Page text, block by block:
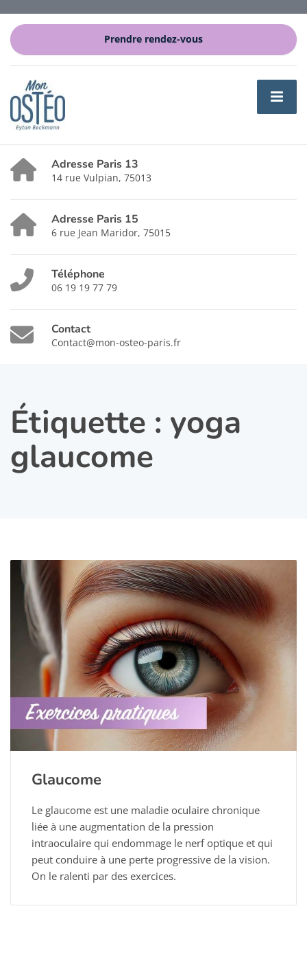
Prendre rendez-vous
Adresse Paris 13
14 rue Vulpian, 75013
Adresse Paris 15
6 rue Jean Maridor, 75015
Téléphone
06 19 19 77 79
Contact
Contact@mon-osteo-paris.fr
Étiquette : yoga
glaucome
Glaucome
Le glaucome est une maladie oculaire chronique
liée à une augmentation de la pression
intraoculaire qui endommage le nerf optique et qui
peut conduire à une perte progressive de la vision.
On le ralenti par des exercices.